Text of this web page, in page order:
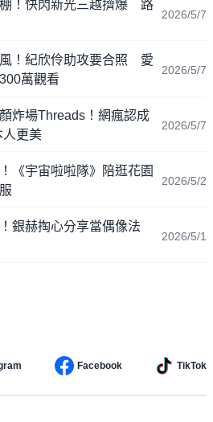
棚！快閃新光三越擠爆 路
2026/5/7
風！紀欣伶助攻要合照 愛
萬觀看
2026/5/7
炸場Threads！網瘋認成
更美
2026/5/7
《宇宙啦啦隊》陪逛花園
2026/5/2
銀赫掏心分享當偶像法
2026/5/1
Facebook TikTok